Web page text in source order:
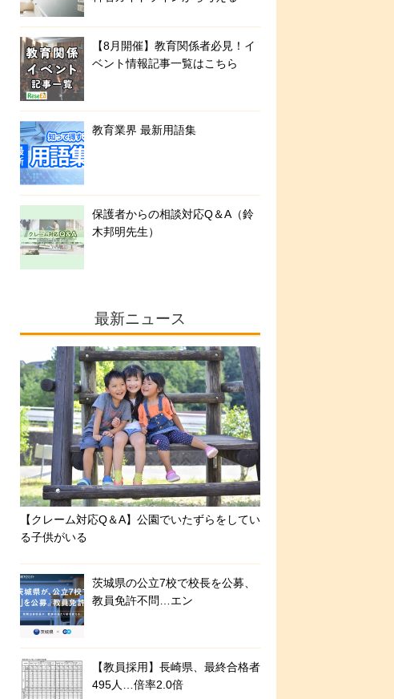
【8月開催】教育関係者必見！イ
ベント情報記事一覧はこちら
教育業界 最新用語集
保護者からの相談対応Q＆A（鈴
木邦明先生）
最新ニュース
【クレーム対応Q＆A】公園でいたずらをしてい
る子供がいる
茨城県の公立7校で校長を公募、
教員免許不問…エン
【教員採用】長崎県、最終合格者
495人…倍率2.0倍